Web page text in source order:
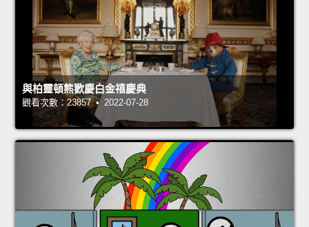
與柏靈頓熊歡慶白金禧慶典
觀看次數：23857 • 2022-07-28